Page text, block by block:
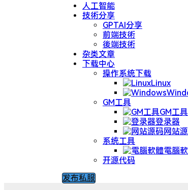
人工智能
技術分享
GPTAI分享
前端技術
後端技術
杂类文章
下载中心
操作系统下载
Linux
GM工具
GM工具
登录器
网站
系统工具
電腦
开源代码
发布私服